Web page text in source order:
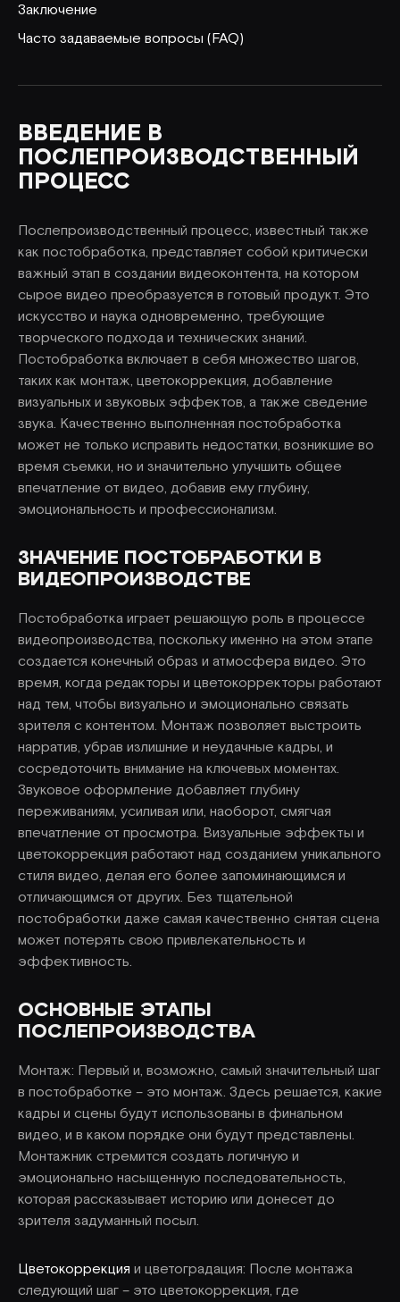
Заключение
Часто задаваемые вопросы (FAQ)
ВВЕДЕНИЕ В
ПОСЛЕПРОИЗВОДСТВЕННЫЙ
ПРОЦЕСС
Послепроизводственный процесс, известный также
как постобработка, представляет собой критически
важный этап в создании видеоконтента, на котором
сырое видео преобразуется в готовый продукт. Это
искусство и наука одновременно, требующие
творческого подхода и технических знаний.
Постобработка включает в себя множество шагов,
таких как монтаж, цветокоррекция, добавление
визуальных и звуковых эффектов, а также сведение
звука. Качественно выполненная постобработка
может не только исправить недостатки, возникшие во
время съемки, но и значительно улучшить общее
впечатление от видео, добавив ему глубину,
эмоциональность и профессионализм.
ЗНАЧЕНИЕ ПОСТОБРАБОТКИ В
ВИДЕОПРОИЗВОДСТВЕ
Постобработка играет решающую роль в процессе
видеопроизводства, поскольку именно на этом этапе
создается конечный образ и атмосфера видео. Это
время, когда редакторы и цветокорректоры работают
над тем, чтобы визуально и эмоционально связать
зрителя с контентом. Монтаж позволяет выстроить
нарратив, убрав излишние и неудачные кадры, и
сосредоточить внимание на ключевых моментах.
Звуковое оформление добавляет глубину
переживаниям, усиливая или, наоборот, смягчая
впечатление от просмотра. Визуальные эффекты и
цветокоррекция работают над созданием уникального
стиля видео, делая его более запоминающимся и
отличающимся от других. Без тщательной
постобработки даже самая качественно снятая сцена
может потерять свою привлекательность и
эффективность.
ОСНОВНЫЕ ЭТАПЫ
ПОСЛЕПРОИЗВОДСТВА
Монтаж: Первый и, возможно, самый значительный шаг
в постобработке – это монтаж. Здесь решается, какие
кадры и сцены будут использованы в финальном
видео, и в каком порядке они будут представлены.
Монтажник стремится создать логичную и
эмоционально насыщенную последовательность,
которая рассказывает историю или донесет до
зрителя задуманный посыл.
Цветокоррекция и цветоградация: После монтажа
следующий шаг – это цветокоррекция, где